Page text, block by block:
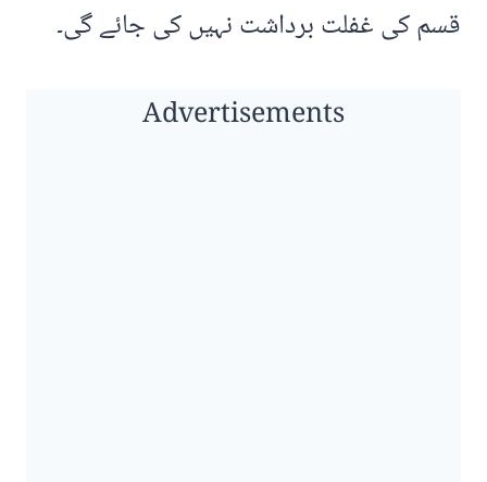
قسم کی غفلت برداشت نہیں کی جائے گی۔
Advertisements